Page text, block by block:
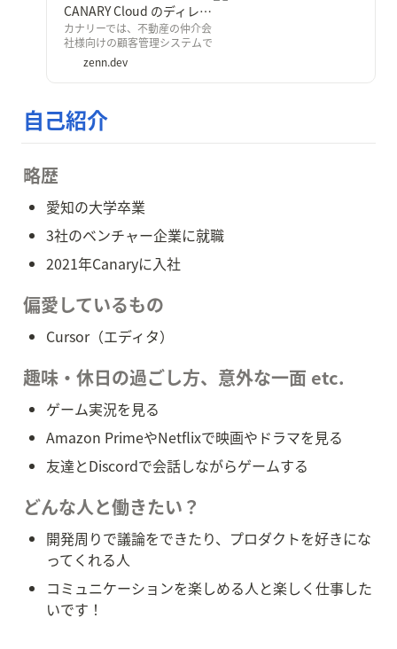
CANARY Cloud のディレクトリ戦略
カナリーでは、不動産の仲介会
社様向けの顧客管理システムで
あるCANARY Cloudの開発と運
用をしています！ 今回は、
CANARY Cloud で抱えていたデ
針について紹介したいと思いま
す！
zenn.dev
自己紹介
略歴
愛知の大学卒業
3社のベンチャー企業に就職
2021年Canaryに入社
偏愛しているもの
Cursor（エディタ）
趣味・休日の過ごし方、意外な一面 etc.
ゲーム実況を見る
Amazon PrimeやNetflixで映画やドラマを見る
友達とDiscordで会話しながらゲームする
どんな人と働きたい？
開発周りで議論をできたり、プロダクトを好きにな
ってくれる人
コミュニケーションを楽しめる人と楽しく仕事した
いです！